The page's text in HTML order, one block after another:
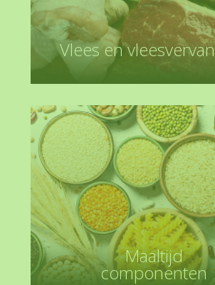
Vlees en
Maaltijd
componenten